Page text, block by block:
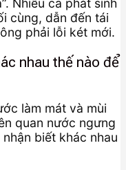
Nhiều ca phát sinh
cùng, dẫn đến tái
phải lỗi két mới.
nhau thế nào để
làm mát và mùi
quan nước ngưng
biết khác nhau